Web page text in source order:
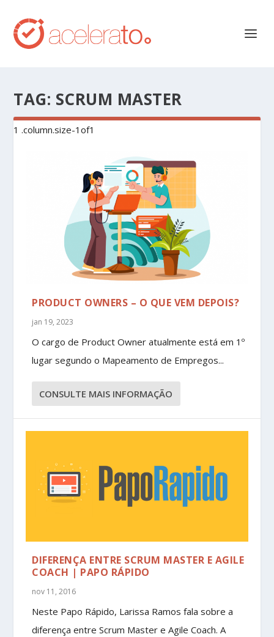
TAG: SCRUM MASTER
PRODUCT OWNERS – O QUE VEM DEPOIS?
jan 19, 2023
O cargo de Product Owner atualmente está em 1º
lugar segundo o Mapeamento de Empregos...
CONSULTE MAIS INFORMAÇÃO
DIFERENÇA ENTRE SCRUM MASTER E AGILE
COACH | PAPO RÁPIDO
nov 11, 2016
Neste Papo Rápido, Larissa Ramos fala sobre a
diferença entre Scrum Master e Agile Coach. A